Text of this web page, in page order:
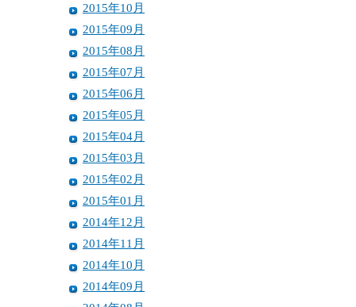
2015年10月
2015年09月
2015年08月
2015年07月
2015年06月
2015年05月
2015年04月
2015年03月
2015年02月
2015年01月
2014年12月
2014年11月
2014年10月
2014年09月